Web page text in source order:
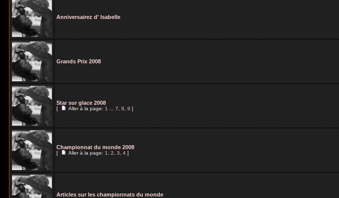
Anniversairez d' Isabelle
Grands Prix 2008
Star sur glace 2008
[ Aller à la page:1...7,8,9]
Championnat du monde 2008
[ Aller à la page:1,2,3,4]
Articles sur les championnats du monde